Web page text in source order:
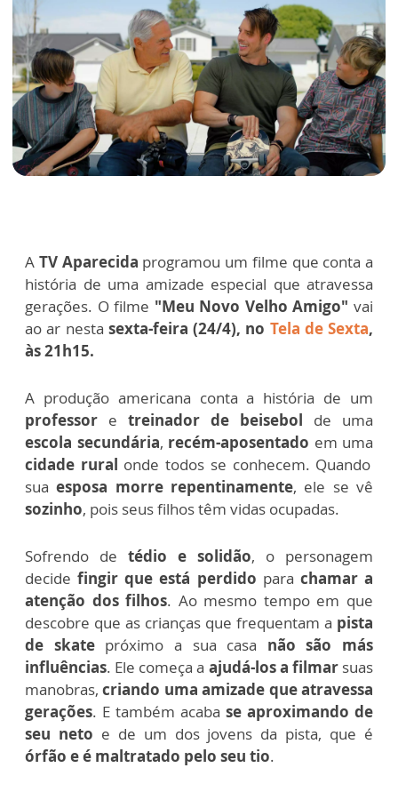
A TV Aparecida programou um filme que conta a
história de uma amizade especial que atravessa
gerações. O filme "Meu Novo Velho Amigo" vai
ao ar nesta sexta-feira (24/4), no Tela de Sexta,
às 21h15.
A produção americana conta a história de um
professor e treinador de beisebol de uma
escola secundária, recém-aposentado em uma
cidade rural onde todos se conhecem. Quando
suaesposa morre repentinamente, ele se vê
sozinho, pois seus filhos têm vidas ocupadas.
Sofrendo de tédio e solidão, o personagem
decidefingir que está perdido para chamar a
atenção dos filhos. Ao mesmo tempo em que
descobre que as crianças que frequentam a pista
de skate próximo a sua casa não são más
influências. Ele começa a ajudá-los a filmar suas
manobras,criando uma amizade que atravessa
gerações. E também acaba se aproximando de
seu neto e de um dos jovens da pista, que é
órfão e é maltratado pelo seu tio.